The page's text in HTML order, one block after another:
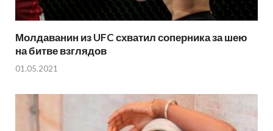
Молдаванин из UFC схватил соперника за шею
на битве взглядов
01.05.2021